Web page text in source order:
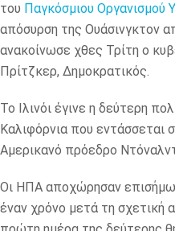
του Παγκόσμιου Οργανισμού
απόσυρση της Ουάσινγκτον
ανακοίνωσε χθες Τρίτη ο
Πρίτζκερ, Δημοκρατικός.
Το Ιλινόι έγινε η δεύτερη
Καλιφόρνια που εντάσσεται
Αμερικανό πρόεδρο
Οι ΗΠΑ αποχώρησαν
έναν χρόνο μετά τη σχετική